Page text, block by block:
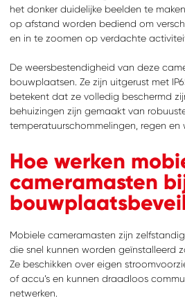
het donker duidelijke beelden te
op afstand worden bediend om
en in te zoomen op verdachte
De weersbestendigheid van deze
bouwplaatsen. Ze zijn uitgerust met
betekent dat ze volledig beschermd
behuizingen zijn gemaakt van
temperatuurschommelingen, regen en
Hoe werken
cameramasten
Mobiele cameramasten zijn
die snel kunnen worden geïnstalleerd
Ze beschikken over eigen
of accu’s en kunnen draadloos
netwerken.